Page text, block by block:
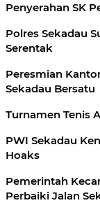
Penyerahan SK
Polres Sekadau
Serentak
Peresmian
Sekadau Bersatu
Turnamen Tenis
PWI Sekadau
Hoaks
Pemerintah
Perbaiki Jalan